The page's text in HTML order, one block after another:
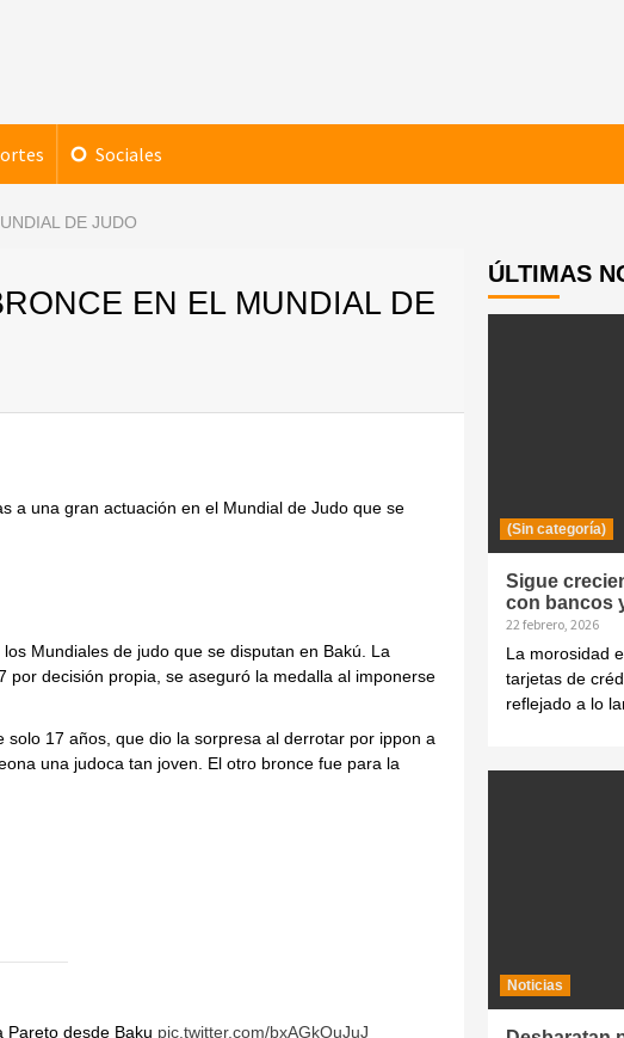
Sociales
DE JUDO
EN EL MUNDIAL DE
a una gran actuación en el Mundial de Judo que se
Mundiales de judo que se disputan en Bakú. La
decisión propia, se aseguró la medalla al imponerse
17 años, que dio la sorpresa al derrotar por ippon a
una judoca tan joven. El otro bronce fue para la
Pareto desde Baku pic.twitter.com/bxAGkOuJuJ
ÚLTIMAS
(Sin categoría)
Sigue
con bancos
22 febrero, 2026
La morosidad
tarjetas de
reflejado a lo
Noticias